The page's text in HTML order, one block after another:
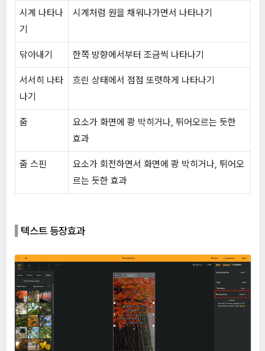
시계 나타나
기
시계처럼 원을 채워나가면서 나타나기
닦아내기 한쪽 방향에서부터 조금씩 나타나기
서서히 나타
나기
흐린 상태에서 점점 또렷하게 나타나기
줌
요소가 화면에 쾅 박히거나, 튀어오르는 듯한
효과
줌 스핀
요소가 회전하면서 화면에 쾅 박히거나, 튀어오
르는 듯한 효과
텍스트 등장효과